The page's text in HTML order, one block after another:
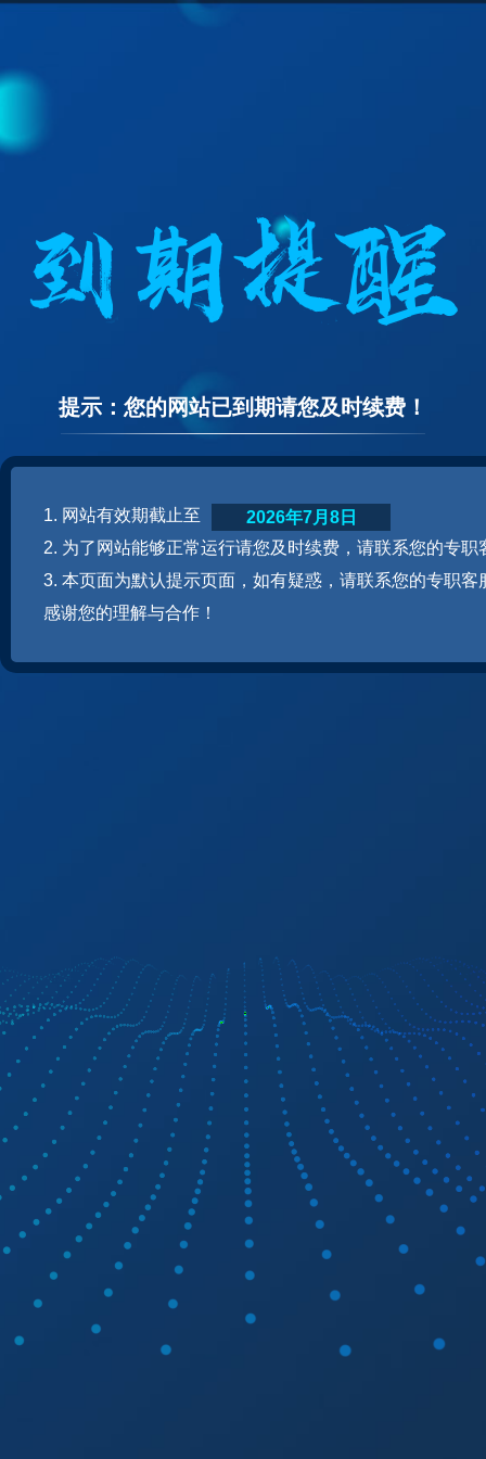
提示：您的网站已到期请您及时续费！
1. 网站有效期截止至
2. 为了网站能够正常运行请您及时续费，请联系您的专职
3. 本页面为默认提示页面，如有疑惑，请联系您的专职客
感谢您的理解与合作！
2026年7月8日